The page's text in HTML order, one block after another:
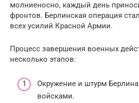
молниеносно, каждый день
фронтов. Берлинская операция
всех усилий Красной Армии.
Процесс завершения военных
несколько этапов:
Окружение и штурм
войсками.